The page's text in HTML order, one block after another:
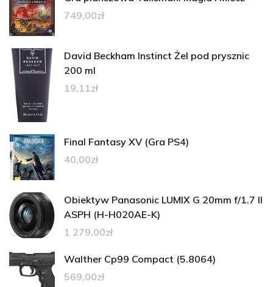
749,00zł
David Beckham Instinct Żel pod prysznic
200 ml
19,11zł
Final Fantasy XV (Gra PS4)
40,00zł
Obiektyw Panasonic LUMIX G 20mm f/1.7 II
ASPH (H-H020AE-K)
1 279,00zł
Walther Cp99 Compact (5.8064)
569,00zł